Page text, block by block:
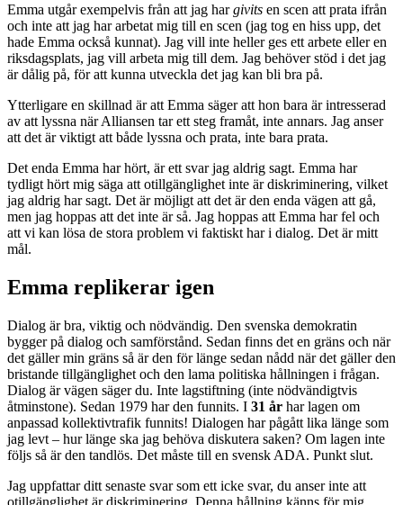
Emma utgår exempelvis från att jag hargivits en scen att prata ifrån
och inte att jag har arbetat mig till en scen (jag tog en hiss upp, det
hade Emma också kunnat). Jag vill inte heller ges ett arbete eller en
riksdagsplats, jag vill arbeta mig till dem. Jag behöver stöd i det jag
är dålig på, för att kunna utveckla det jag kan bli bra på.
Ytterligare en skillnad är att Emma säger att hon bara är intresserad
av att lyssna när Alliansen tar ett steg framåt, inte annars. Jag anser
att det är viktigt att både lyssna och prata, inte bara prata.
Det enda Emma har hört, är ett svar jag aldrig sagt. Emma har
tydligt hört mig säga att otillgänglighet inte är diskriminering, vilket
jag aldrig har sagt. Det är möjligt att det är den enda vägen att gå,
men jag hoppas att det inte är så. Jag hoppas att Emma har fel och
att vi kan lösa de stora problem vi faktiskt har i dialog. Det är mitt
mål.
Emma replikerar igen
Dialog är bra, viktig och nödvändig. Den svenska demokratin
bygger på dialog och samförstånd. Sedan finns det en gräns och när
det gäller min gräns så är den för länge sedan nådd när det gäller den
bristande tillgänglighet och den lama politiska hållningen i frågan.
Dialog är vägen säger du. Inte lagstiftning (inte nödvändigtvis
åtminstone). Sedan 1979 har den funnits. I 31 år har lagen om
anpassad kollektivtrafik funnits! Dialogen har pågått lika länge som
jag levt – hur länge ska jag behöva diskutera saken? Om lagen inte
följs så är den tandlös. Det måste till en svensk ADA. Punkt slut.
Jag uppfattar ditt senaste svar som ett icke svar, du anser inte att
otillgänglighet är diskriminering. Denna hållning känns för mig